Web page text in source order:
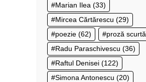
Marian Ilea (33)
Mircea Cărtărescu (29)
poezie (62) proză scurtă
Radu Paraschivescu (36)
Raftul Denisei (122)
Simona Antonescu (20)